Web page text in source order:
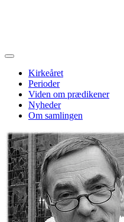
Kirkeåret
Perioder
Viden om prædikener
Nyheder
Om samlingen